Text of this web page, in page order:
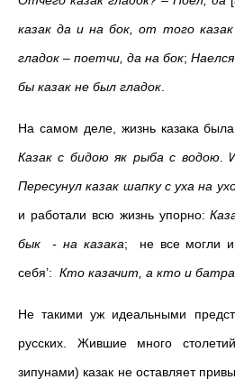
казак да и на бок, от того казак
гладок – поетчи, да на бок; Наелся
бы казак не был гладок
На самом деле, жизнь казака
Казак с бидою як рыба с водою .
Пересунул казак шапку с уха на
и работали всю жизнь упорно:
бык - на казака; не все могли и
себя’: Кто казачит, а кто и
Не такими уж идеальными
русских. Жившие много
зипунами) казак не оставляет